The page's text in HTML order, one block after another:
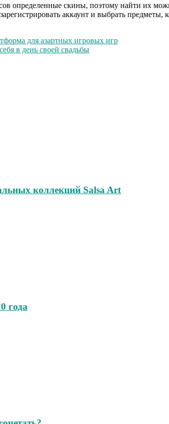
определенные скины, поэтому найти их
аккаунт и выбрать
для азартных игровых игр
в день своей свадьбы
коллекций Salsa Art
года